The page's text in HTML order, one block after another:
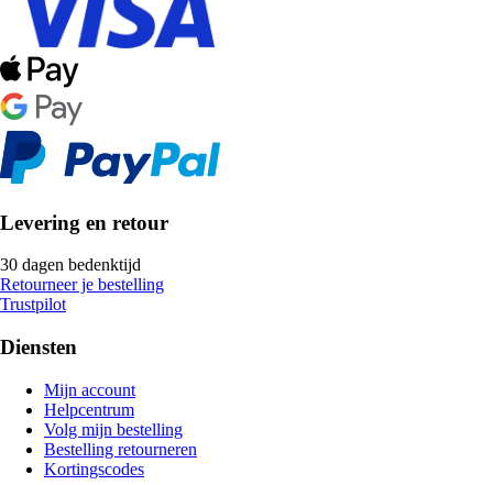
Levering en retour
30 dagen bedenktijd
Retourneer je bestelling
Trustpilot
Diensten
Mijn account
Helpcentrum
Volg mijn bestelling
Bestelling retourneren
Kortingscodes